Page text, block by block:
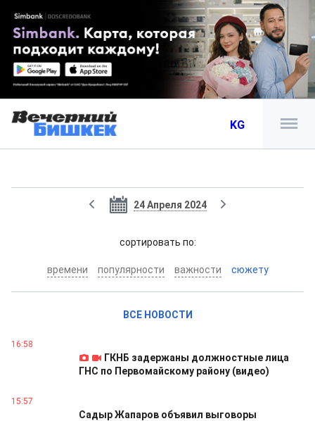
KG
24 Апреля 2024
cортировать по:
времени популярности важности сюжету
ВСЕ НОВОСТИ
16:58
ГКНБ задержаны должностные лица
ГНС по Первомайскому району (видео)
15:57
Садыр Жапаров объявил выговоры